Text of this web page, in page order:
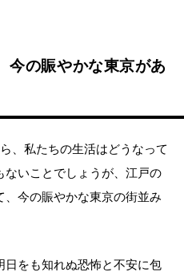
今の賑やかな東京があ
、私たちの生活はどうなって
ないことでしょうが、江戸の
、今の賑やかな東京の街並み
日をも知れぬ恐怖と不安に包